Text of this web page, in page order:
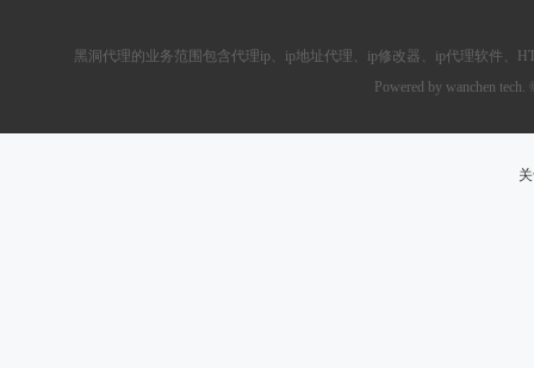
黑洞代理的业务范围包含代理ip 、ip地址代理、ip修改器、 ip代理软件
Powered by wanchen